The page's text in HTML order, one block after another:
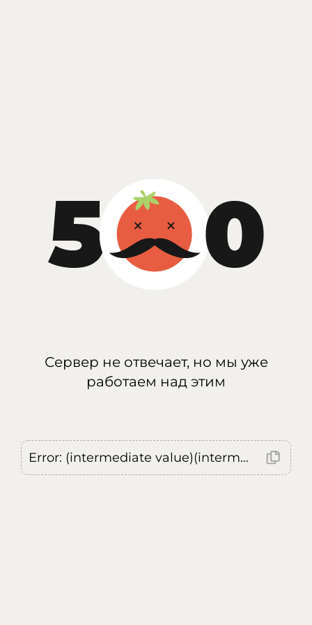
Сервер не отвечает, но мы уже
работаем над этим
Error: (intermediate value)(intermediate value)(intermediate value).replaceAll is not a function